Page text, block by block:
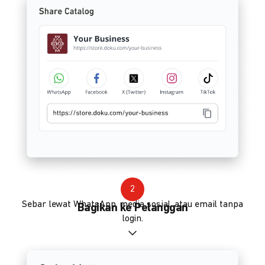
2
Bagikan ke Pelanggan
Sebar lewat WhatsApp, media sosial, atau email tanpa
login.